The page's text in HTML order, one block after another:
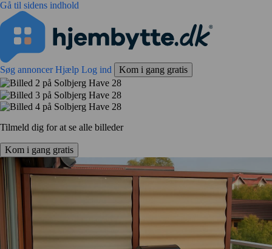
Gå til sidens indhold
Søg annoncerHjælp Log ind Kom i gang gratis
Tilmeld dig for at se alle billeder
Kom i gang gratis